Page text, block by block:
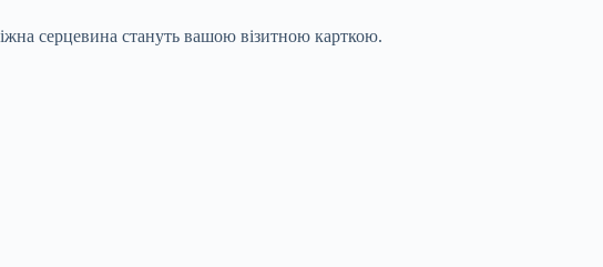
серцевина стануть вашою візитною карткою.